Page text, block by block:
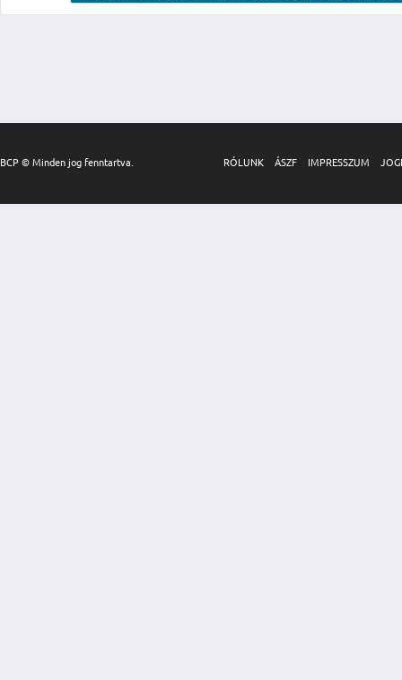
BCP © Minden jog fenntartva. RÓLUNK ÁSZF IMPRESSZUM